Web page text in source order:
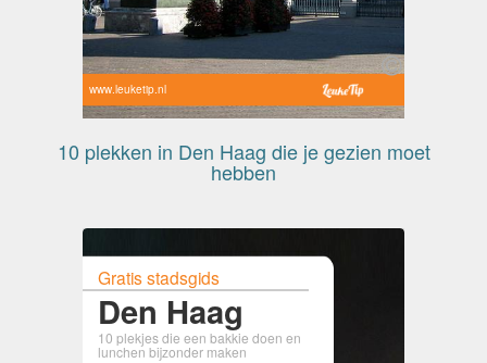
www.leuketip.nl
10 plekken in Den Haag die je gezien moet
hebben
Gratis stadsgids
Den Haag
10 plekjes die een bakkie doen en
lunchen bijzonder maken